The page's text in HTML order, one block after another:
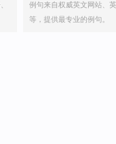
例句来自权威英文网站、
等，提供最专业的例句。